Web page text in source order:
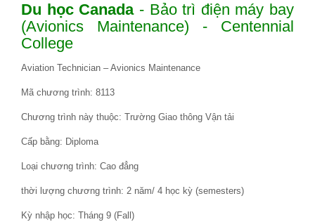
Du học Canada- Bảo trì điện máy bay
(Avionics Maintenance) - Centennial
College
Aviation Technician – Avionics Maintenance
Mã chương trình: 8113
Chương trình này thuộc: Trường Giao thông Vận tải
Cấp bằng: Diploma
Loại chương trình: Cao đẳng
thời lượng chương trình: 2 năm/ 4 học kỳ (semesters)
Kỳ nhập học: Tháng 9 (Fall)